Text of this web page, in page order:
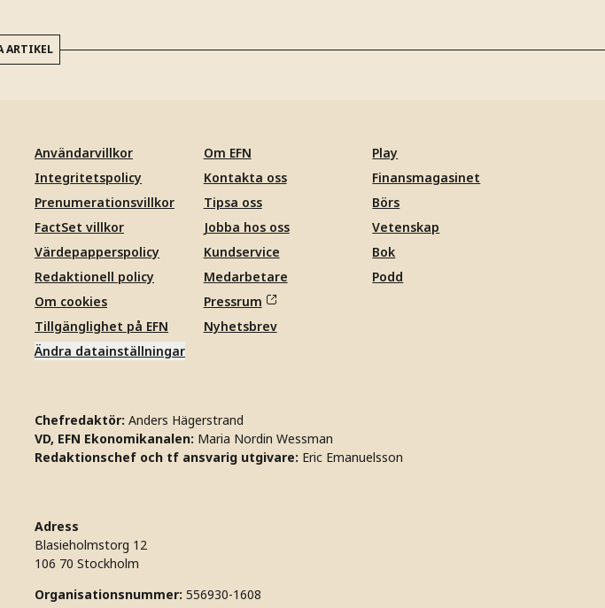
ARTIKEL
Användarvillkor
Integritetspolicy
Prenumerationsvillkor
FactSet villkor
Värdepapperspolicy
Redaktionell policy
Om cookies
Tillgänglighet på EFN
Ändra datainställningar
Om EFN
Kontakta oss
Tipsa oss
Jobba hos oss
Kundservice
Medarbetare
Pressrum
Nyhetsbrev
Play
Finansmagasinet
Börs
Vetenskap
Bok
Podd
Chefredaktör: Anders Hägerstrand
VD, EFN Ekonomikanalen: Maria Nordin Wessman
Redaktionschef och tf ansvarig utgivare: Eric Emanuelsson
Adress
Blasieholmstorg 12
106 70 Stockholm
Organisationsnummer: 556930-1608